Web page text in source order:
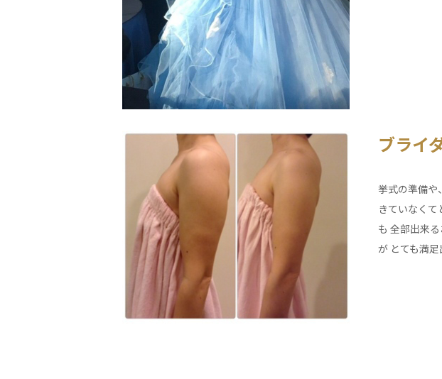
ブライ
挙式の準備
きていなく
も 全部出来
が とても満